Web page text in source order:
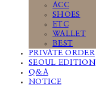
ACC
SHOES
ETC
WALLET
BEST
PRIVATE ORDER
SEOUL EDITION
Q&A
NOTICE